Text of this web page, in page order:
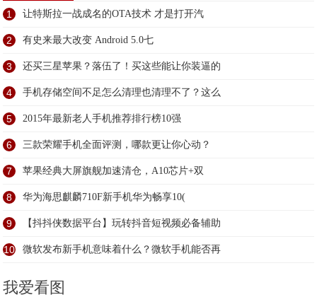
1 让特斯拉一战成名的OTA技术 才是打开汽
2 有史来最大改变 Android 5.0七
3 还买三星苹果？落伍了！买这些能让你装逼的
4 手机存储空间不足怎么清理也清理不了？这么
5 2015年最新老人手机推荐排行榜10强
6 三款荣耀手机全面评测，哪款更让你心动？
7 苹果经典大屏旗舰加速清仓，A10芯片+双
8 华为海思麒麟710F新手机华为畅享10(
9 【抖抖侠数据平台】玩转抖音短视频必备辅助
10 微软发布新手机意味着什么？微软手机能否再
我爱看图